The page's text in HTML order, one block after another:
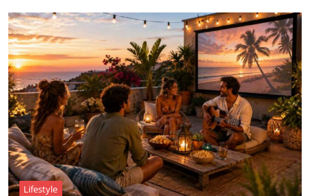
Lifestyle